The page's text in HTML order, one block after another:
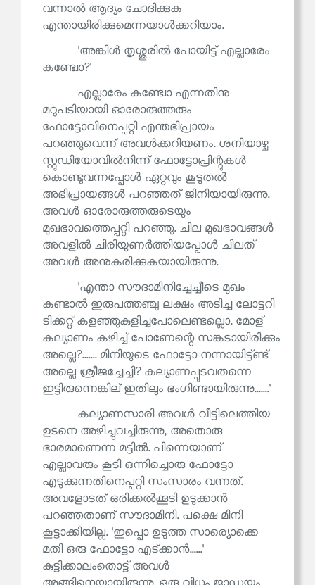
വന്നാൽ ആദ്യം ചോദിക്കുക
എന്തായിരിക്കുമെന്നയാൾക്കറിയാം.
'അങ്കിൾ തൃശ്ശൂരിൽ പോയിട്ട് എല്ലാരേം
കണ്ട്വോ?'
എല്ലാരേം കണ്ട്വോ എന്നതിനു
മറുപടിയായി ഓരോരുത്തരും
ഫോട്ടോവിനെപ്പറ്റി എന്തഭിപ്രായം
പറഞ്ഞുവെന്ന് അവൾക്കറിയണം. ശനിയാഴ്ച
സ്റ്റുഡിയോവിൽനിന്ന് ഫോട്ടോപ്രിന്റുകൾ
കൊണ്ടുവന്നപ്പോൾ ഏറ്റവും കൂടുതൽ
അഭിപ്രായങ്ങൾ പറഞ്ഞത് ജിനിയായിരുന്നു.
അവൾ ഓരോരുത്തരുടെയും
മുഖഭാവത്തെപ്പറ്റി പറഞ്ഞു. ചില മുഖഭാവങ്ങൾ
അവളിൽ ചിരിയുണർത്തിയപ്പോൾ ചിലത്
അവൾ അനുകരിക്കുകയായിരുന്നു.
'എന്താ സൗദാമിനിച്ചേച്ചീടെ മുഖം
കണ്ടാൽ ഇരുപത്തഞ്ചു ലക്ഷം അടിച്ച ലോട്ടറി
ടിക്കറ്റ് കളഞ്ഞുകുളിച്ചപോലെണ്ടല്ലൊ. മോള്
കല്യാണം കഴിച്ച് പോണേന്റെ സങ്കടായിരിക്കും
അല്ലെ?....... മിനിയുടെ ഫോട്ടോ നന്നായിട്ട്ണ്ട്
അല്ലെ ശ്രീജച്ചേച്ചി? കല്യാണപ്പുടവതന്നെ
ഇട്ടിരുന്നെങ്കില് ഇതിലും ഭംഗിണ്ടായിരുന്നു.......'
കല്യാണസാരി അവൾ വീട്ടിലെത്തിയ
ഉടനെ അഴിച്ചുവച്ചിരുന്നു, അതൊരു
ഭാരമാണെന്ന മട്ടിൽ. പിന്നെയാണ്
എല്ലാവരും കൂടി ഒന്നിച്ചൊരു ഫോട്ടോ
എടുക്കുന്നതിനെപ്പറ്റി സംസാരം വന്നത്.
അവളോടത് ഒരിക്കൽക്കൂടി ഉടുക്കാൻ
പറഞ്ഞതാണ് സൗദാമിനി. പക്ഷെ മിനി
കൂട്ടാക്കിയില്ല. 'ഇപ്പൊ ഉടുത്ത സാര്യൊക്കെ
മതി ഒരു ഫോട്ടോ എട്ക്കാൻ......'
കുട്ടിക്കാലംതൊട്ട് അവൾ